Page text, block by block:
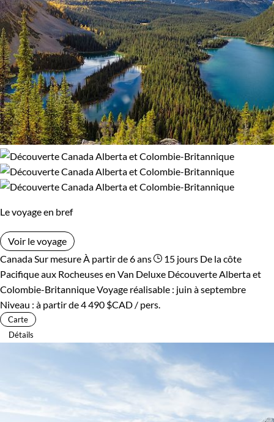
Le voyage en bref
Voir le voyage
Canada Sur mesure À partir de 6 ans 15 jours De la côte
Pacifique aux Rocheuses en Van Deluxe Découverte Alberta et
Colombie-BritanniqueVoyage réalisable : juin à septembre
Niveau : à partir de4 490 $CAD / pers.
Carte
Détails